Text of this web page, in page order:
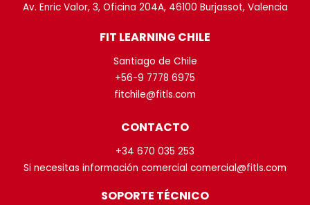
Av. Enric Valor, 3, Oficina 204A, 46100 Burjassot, Valencia
FIT LEARNING CHILE
Santiago de Chile
+56-9 7778 6975
fitchile@fitls.com
CONTACTO
+34 670 035 253
Si necesitas información comercial comercial@fitls.com
SOPORTE TÉCNICO